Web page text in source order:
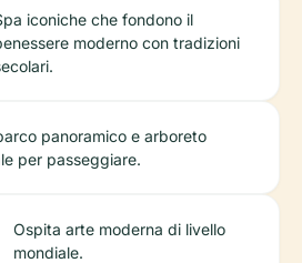
iconiche che fondono il
moderno con tradizioni
panoramico e arboreto
per passeggiare.
Ospita arte moderna di livello
mondiale.